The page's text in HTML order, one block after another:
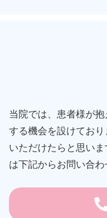
当院では、患者様が
する機会を設けてお
いただけたらと思い
は下記からお問い合わ